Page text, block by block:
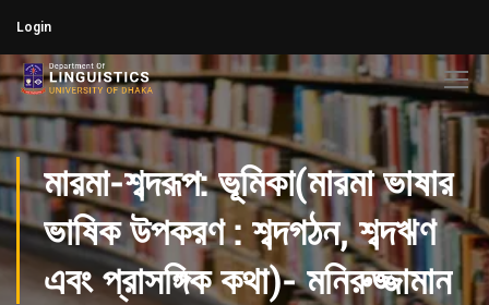
Login
মারমা-শব্দরূপ: ভূমিকা(মারমা ভাষার
ভাষিক উপকরণ : শব্দগঠন, শব্দঋণ
এবং প্রাসঙ্গিক কথা)- মনিরুজ্জামান